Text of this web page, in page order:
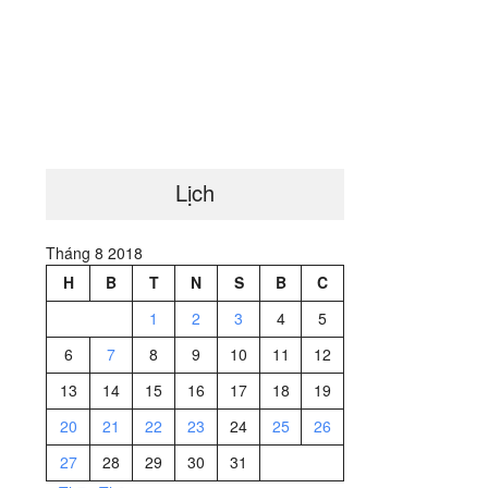
Lịch
Tháng 8 2018
H
B T N S B
C
1
2 3 4
5
6
7 8 9 10 11
12
13
14 15 16 17 18
19
20
21 22 23 24 25
26
27
28 29 30
31